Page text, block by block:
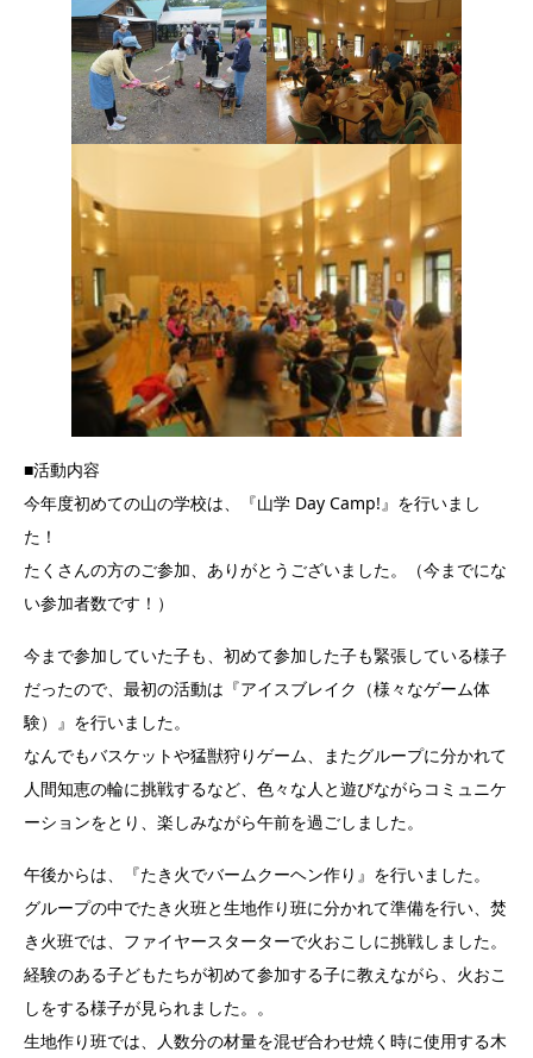
■活動内容
今年度初めての山の学校は、『山学 Day Camp!』を行いまし
た！
たくさんの方のご参加、ありがとうございました。（今までにな
い参加者数です！）
今まで参加していた子も、初めて参加した子も緊張している様子
だったので、最初の活動は『アイスブレイク（様々なゲーム体
験）』を行いました。
なんでもバスケットや猛獣狩りゲーム、またグループに分かれて
人間知恵の輪に挑戦するなど、色々な人と遊びながらコミュニケ
ーションをとり、楽しみながら午前を過ごしました。
午後からは、『たき火でバームクーヘン作り』を行いました。
グループの中でたき火班と生地作り班に分かれて準備を行い、焚
き火班では、ファイヤースターターで火おこしに挑戦しました。
経験のある子どもたちが初めて参加する子に教えながら、火おこ
しをする様子が見られました。。
生地作り班では、人数分の材量を混ぜ合わせ焼く時に使用する木